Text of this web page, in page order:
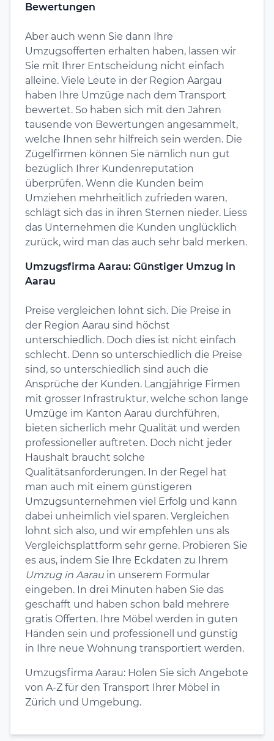
Bewertungen
Aber auch wenn Sie dann Ihre
Umzugsofferten erhalten haben, lassen wir
Sie mit Ihrer Entscheidung nicht einfach
alleine. Viele Leute in der Region Aargau
haben Ihre Umzüge nach dem Transport
bewertet. So haben sich mit den Jahren
tausende von Bewertungen angesammelt,
welche Ihnen sehr hilfreich sein werden. Die
Zügelfirmen können Sie nämlich nun gut
bezüglich Ihrer Kundenreputation
überprüfen. Wenn die Kunden beim
Umziehen mehrheitlich zufrieden waren,
schlägt sich das in ihren Sternen nieder. Liess
das Unternehmen die Kunden unglücklich
zurück, wird man das auch sehr bald merken.
Umzugsfirma Aarau: Günstiger Umzug in
Aarau
Preise vergleichen lohnt sich. Die Preise in
der Region Aarau sind höchst
unterschiedlich. Doch dies ist nicht einfach
schlecht. Denn so unterschiedlich die Preise
sind, so unterschiedlich sind auch die
Ansprüche der Kunden. Langjährige Firmen
mit grosser Infrastruktur, welche schon lange
Umzüge im Kanton Aarau durchführen,
bieten sicherlich mehr Qualität und werden
professioneller auftreten. Doch nicht jeder
Haushalt braucht solche
Qualitätsanforderungen. In der Regel hat
man auch mit einem günstigeren
Umzugsunternehmen viel Erfolg und kann
dabei unheimlich viel sparen. Vergleichen
lohnt sich also, und wir empfehlen uns als
Vergleichsplattform sehr gerne. Probieren Sie
es aus, indem Sie Ihre Eckdaten zu Ihrem
Umzug in Aarau in unserem Formular
eingeben. In drei Minuten haben Sie das
geschafft und haben schon bald mehrere
gratis Offerten. Ihre Möbel werden in guten
Händen sein und professionell und günstig
in Ihre neue Wohnung transportiert werden.
Umzugsfirma Aarau: Holen Sie sich Angebote
von A-Z für den Transport Ihrer Möbel in
Zürich und Umgebung.